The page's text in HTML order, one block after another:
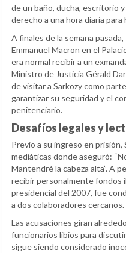
de un baño, ducha, escritorio
derecho a una hora diaria
A finales de la semana
Emmanuel Macron en el
era normal recibir a un
Ministro de Justicia Gérald
de visitar a Sarkozy como
garantizar su seguridad y el
penitenciario.
Desafíos legales y
Previo a su ingreso en
mediáticas donde aseguró:
Mantendré la cabeza alta”. A
recibir personalmente fondos
presidencial del 2007, fue
a dos colaboradores cercanos.
Las acusaciones giran
funcionarios libios para
sigue siendo considerado